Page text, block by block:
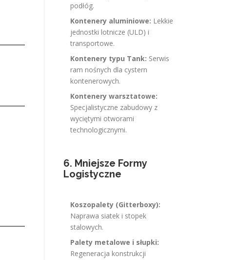
podłóg.
Kontenery aluminiowe: Lekkie
jednostki lotnicze (ULD) i
transportowe.
Kontenery typu Tank: Serwis
ram nośnych dla cystern
kontenerowych.
Kontenery warsztatowe:
Specjalistyczne zabudowy z
wyciętymi otworami
technologicznymi.
6. Mniejsze Formy
Logistyczne
Koszopalety (Gitterboxy):
Naprawa siatek i stopek
stalowych.
Palety metalowe i słupki:
Regeneracja konstrukcji